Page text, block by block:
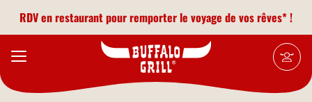
RDV en restaurant pour remporter le voyage de vos rêves* !